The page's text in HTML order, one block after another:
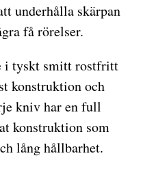
underhålla skärpan
få rörelser.
i tyskt smitt rostfritt
konstruktion och
kniv har en full
konstruktion som
lång hållbarhet.